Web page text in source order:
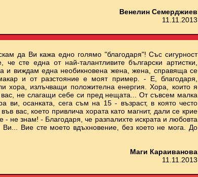
Венелин Семерджиев
11.11.2013
да Ви кажа едно голямо "благодаря"! Със сигурност
сте една от най-талантливите български артистки,
и виждам една необикновена жена, жена, справяща се
и от разстояние е моят пример. - Е, благодаря,
хора, излъчващи положителна енергия. Хора, които я
вас, не слагащи себе си пред нещата... От съвсем малка
ви, осанката, сега съм на 15 - възраст, в която често
вас, което привлича хората като магнит, дали се крие
- не знам! - Благодаря, че разпалихте искрата и любовта
Вие сте моето вдъхновение, без което не мога. До
Маги Караиванова
11.11.2013